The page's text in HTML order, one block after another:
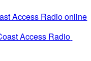
Access Radio online
Access Radio